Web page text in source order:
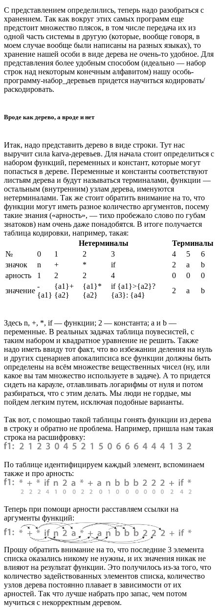
С представлением определились, теперь надо разобраться с
хранением. Так как вокруг этих самых программ еще
предстоит множество плясок, в том числе передача их из
одной часть системы в другую (которые, вообще говоря, в
моем случае вообще были написаны на разных языках), то
хранение нашей особи в виде дерева не очень-то удобное. Для
представления более удобным способом (идеально — набор
строк над некоторым конечным алфавитом) нашу особь-
программу-набор_деревьев придется научиться кодировать/
раскодировать.
Вроде как дерево, а вроде и нет
Итак, надо представить дерево в виде строки. Тут нас
выручит сила karva-деревьев. Для начала стоит определиться с
набором функций, переменных и констант, которые могут
попасться в дереве. Переменные и константы соответствуют
листьям дерева и будут называться терминалами, функции —
остальным (внутренним) узлам дерева, именуются
нетерминалами. Так же стоит обратить внимание на то, что
функции могут иметь разное количество аргументов, посему
такие знания («арность», — тихо пробежало слово по губам
знатоков) нам очень даже понадобятся. В итоге получается
таблица кодировки, например, такая:
Нетерминалы
Терминалы
№
0 1 2 3 4 5
6
значок
n + * if 2 a
b
арность
1 2 2 4 0 0
0
значение
-
{a1}
{a1}+
{a2}
{a1}*
{a2}
if {a1}>{a2}?
{a3}: {a4}
2 a b
Здесь n, +, *, if — функции; 2 — константа; a и b —
переменные. В реальных задачах таблица поувесистей, с
таким набором и квадратное уравнение не решить. Также
надо иметь ввиду тот факт, что во избежании деления на нуль
и других сценариев апокалипсиса все функции должны быть
определены на всём множестве вещественных чисел (ну, или
какое вы там множество используете в задаче). А то придется
сидеть на карауле, отлавливать логарифмы от нуля и потом
разбираться, что с этим делать. Мы люди не гордые, мы
пойдем легким путем, исключая подобные варианты.
Так вот, с помощью такой таблицы гонять функции из дерева
в строку и обратно не проблема. Например, пришла нам такая
строка на расшифровку:
По таблице идентифицируем каждый элемент, вспоминаем
также и про арность:
Теперь при помощи арности расставляем ссылки на
аргументы функций:
Прошу обратить внимание на то, что последние 3 элемента
списка оказались никому не нужны, и их значения никак не
влияют на результат функции. Это получилось из-за того, что
количество задействованных элементов списка, количество
узлов дерева постоянно плавает в зависимости от их
арностей. Так что лучше набрать про запас, чем потом
мучиться с некорректным деревом.